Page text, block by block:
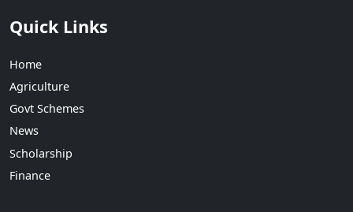
Quick Links
Home
Agriculture
Govt Schemes
News
Scholarship
Finance